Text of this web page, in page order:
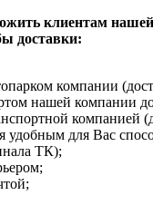
клиентам
доставки:
компании
нашей компании
компанией
удобным для Вас
ТК);